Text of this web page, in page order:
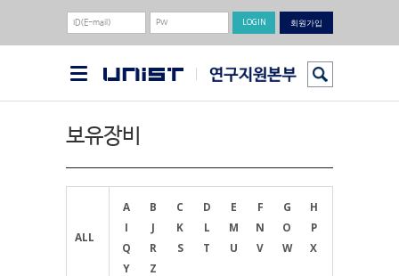
회원가입
보유장비
ALL
A B C D E F G
H
I
J K L M N O
P
Q
R S T U V W
X
Y
Z